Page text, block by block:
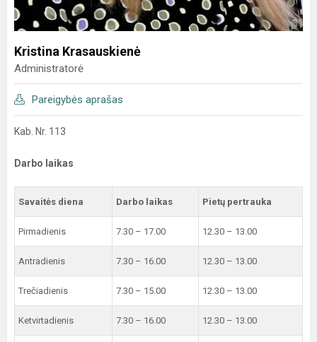
Kristina Krasauskienė
Administratorė
Pareigybės aprašas
Kab. Nr. 113
Darbo laikas
Savaitės diena Darbo laikas Pietų pertrauka
Pirmadienis 7.30 – 17.00 12.30 – 13.00
Antradienis 7.30 – 16.00 12.30 – 13.00
Trečiadienis 7.30 – 15.00 12.30 – 13.00
Ketvirtadienis 7.30 – 16.00 12.30 – 13.00